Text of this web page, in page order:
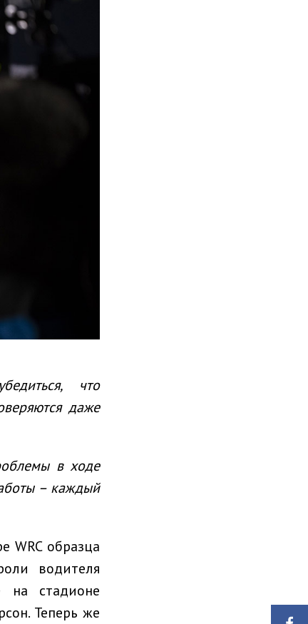
что
даже
в ходе
– каждый
WRC образца
водителя
на стадионе
Теперь же